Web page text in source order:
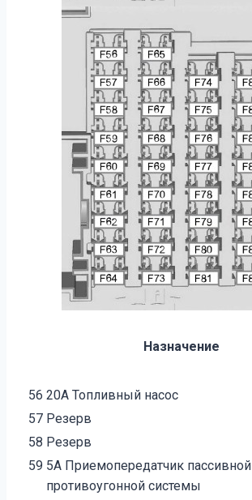
Назначение
56 20А Топливный насос
57 Резерв
58 Резерв
59 5А Приемопередатчик пассивной
противоугонной системы